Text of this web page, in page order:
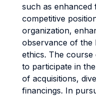
such as enhanced
competitive
organization,
observance of the
ethics. The
to participate in
of acquisitions,
financings. In